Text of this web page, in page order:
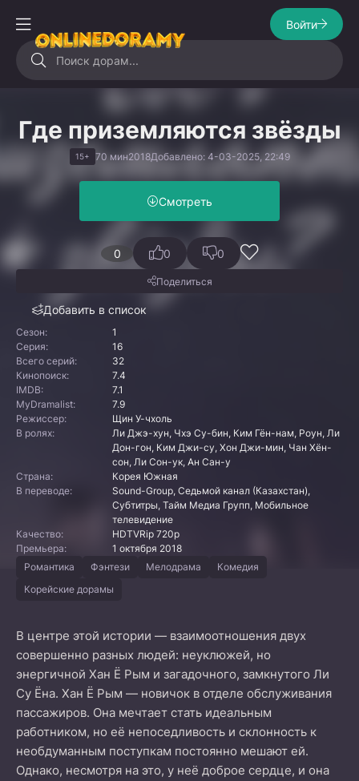
Войти
Где приземляются звёзды
15+ 70 мин2018Добавлено: 4-03-2025, 22:49
Смотреть
0
Добавить в список
0 0
Поделиться
Сезон:
1
Серия:
16
Всего серий:
32
Кинопоиск:
7.4
IMDB:
7.1
MyDramalist:
7.9
Режиссер:
Щин У-чхоль
В ролях:
Ли Джэ-хун, Чхэ Су-бин, Ким Гён-нам, Роун, Ли
Дон-гон, Ким Джи-су, Хон Джи-мин, Чан Хён-
сон, Ли Сон-ук, Ан Сан-у
Страна:
Корея Южная
В переводе:
Sound-Group, Седьмой канал (Казахстан),
Субтитры, Тайм Медиа Групп, Мобильное
телевидение
Качество:
HDTVRip 720p
Премьера:
1 октября 2018
Романтика
Фэнтези Мелодрама
Комедия
Корейские дорамы
В центре этой истории — взаимоотношения двух
совершенно разных людей: неуклюжей, но
энергичной Хан Ё Рым и загадочного, замкнутого Ли
Су Ёна. Хан Ё Рым — новичок в отделе обслуживания
пассажиров. Она мечтает стать идеальным
работником, но её непоседливость и склонность к
необдуманным поступкам постоянно мешают ей.
Однако, несмотря на это, у неё доброе сердце, и она